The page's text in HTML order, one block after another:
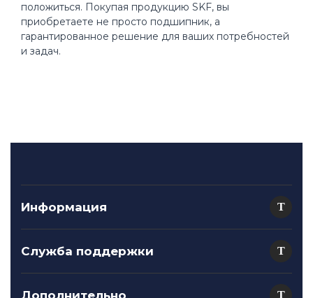
положиться. Покупая продукцию SKF, вы
приобретаете не просто подшипник, а
гарантированное решение для ваших потребностей
и задач.
Информация
Служба поддержки
Дополнительно